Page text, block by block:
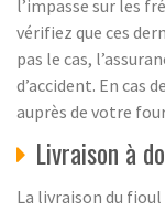
l’impasse sur les
vérifiez que ces
pas le cas,
d’accident. En cas
auprès de votre
Livraison à
La livraison du